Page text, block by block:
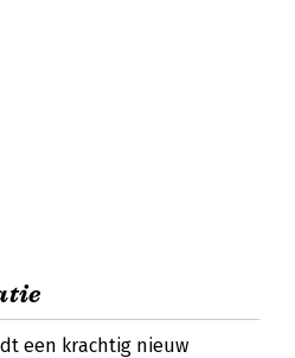
een krachtig nieuw